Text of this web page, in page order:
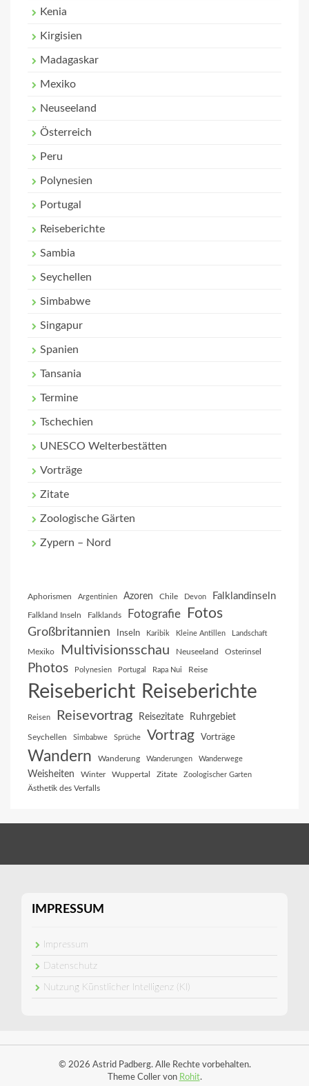
Kenia
Kirgisien
Madagaskar
Mexiko
Neuseeland
Österreich
Peru
Polynesien
Portugal
Reiseberichte
Sambia
Seychellen
Simbabwe
Singapur
Spanien
Tansania
Termine
Tschechien
UNESCO Welterbestätten
Vorträge
Zitate
Zoologische Gärten
Zypern – Nord
Aphorismen Argentinien Azoren Chile Devon Falklandinseln
Falkland Inseln Falklands Fotografie Fotos
Großbritannien Inseln Karibik Kleine Antillen Landschaft
Mexiko Multivisionsschau Neuseeland Osterinsel
Photos Polynesien Portugal Rapa Nui Reise
Reisebericht Reiseberichte
Reisen Reisevortrag Reisezitate Ruhrgebiet
Seychellen Simbabwe Sprüche Vortrag Vorträge
Wandern Wanderung Wanderungen Wanderwege
Weisheiten Winter Wuppertal Zitate Zoologischer Garten
Ästhetik des Verfalls
IMPRESSUM
Impressum
Datenschutz
Nutzung Künstlicher Intelligenz (KI)
© 2026 Astrid Padberg. Alle Rechte vorbehalten.
Theme Coller von Rohit.